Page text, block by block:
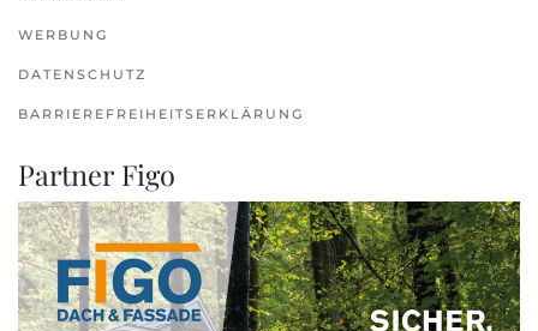
WERBUNG
DATENSCHUTZ
BARRIEREFREIHEITSERKLÄRUNG
Partner Figo